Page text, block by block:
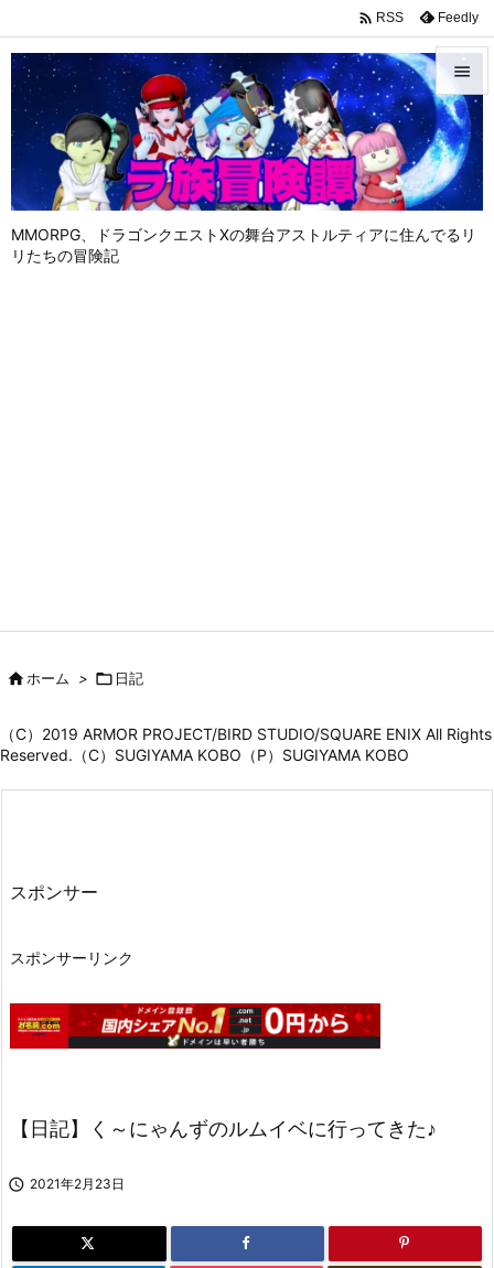
MMORPG、ドラゴンクエストⅩの舞台アストルティアに住んでるリ
リたちの冒険記


メニュ

サイド

 RSS Feedly
ホーム >  日記
（C）2019 ARMOR PROJECT/BIRD STUDIO/SQUARE ENIX All Rights
Reserved.（C）SUGIYAMA KOBO（P）SUGIYAMA KOBO
スポンサー
スポンサーリンク
【日記】く～にゃんずのルムイベに行ってきた♪
 2021年2月23日